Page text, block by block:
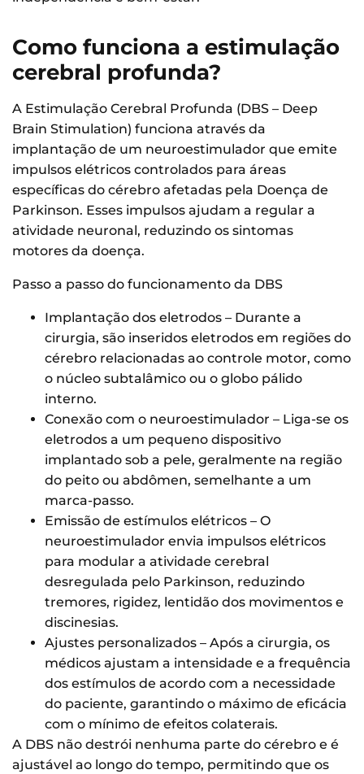
Como funciona a estimulação
cerebral profunda?
A Estimulação Cerebral Profunda (DBS – Deep
Brain Stimulation) funciona através da
implantação de um neuroestimulador que emite
impulsos elétricos controlados para áreas
específicas do cérebro afetadas pela Doença de
Parkinson. Esses impulsos ajudam a regular a
atividade neuronal, reduzindo os sintomas
motores da doença.
Passo a passo do funcionamento da DBS
Implantação dos eletrodos – Durante a
cirurgia, são inseridos eletrodos em regiões do
cérebro relacionadas ao controle motor, como
o núcleo subtalâmico ou o globo pálido
interno.
Conexão com o neuroestimulador – Liga-se os
eletrodos a um pequeno dispositivo
implantado sob a pele, geralmente na região
do peito ou abdômen, semelhante a um
marca-passo.
Emissão de estímulos elétricos – O
neuroestimulador envia impulsos elétricos
para modular a atividade cerebral
desregulada pelo Parkinson, reduzindo
tremores, rigidez, lentidão dos movimentos e
discinesias.
Ajustes personalizados – Após a cirurgia, os
médicos ajustam a intensidade e a frequência
dos estímulos de acordo com a necessidade
do paciente, garantindo o máximo de eficácia
com o mínimo de efeitos colaterais.
A DBS não destrói nenhuma parte do cérebro e é
ajustável ao longo do tempo, permitindo que os